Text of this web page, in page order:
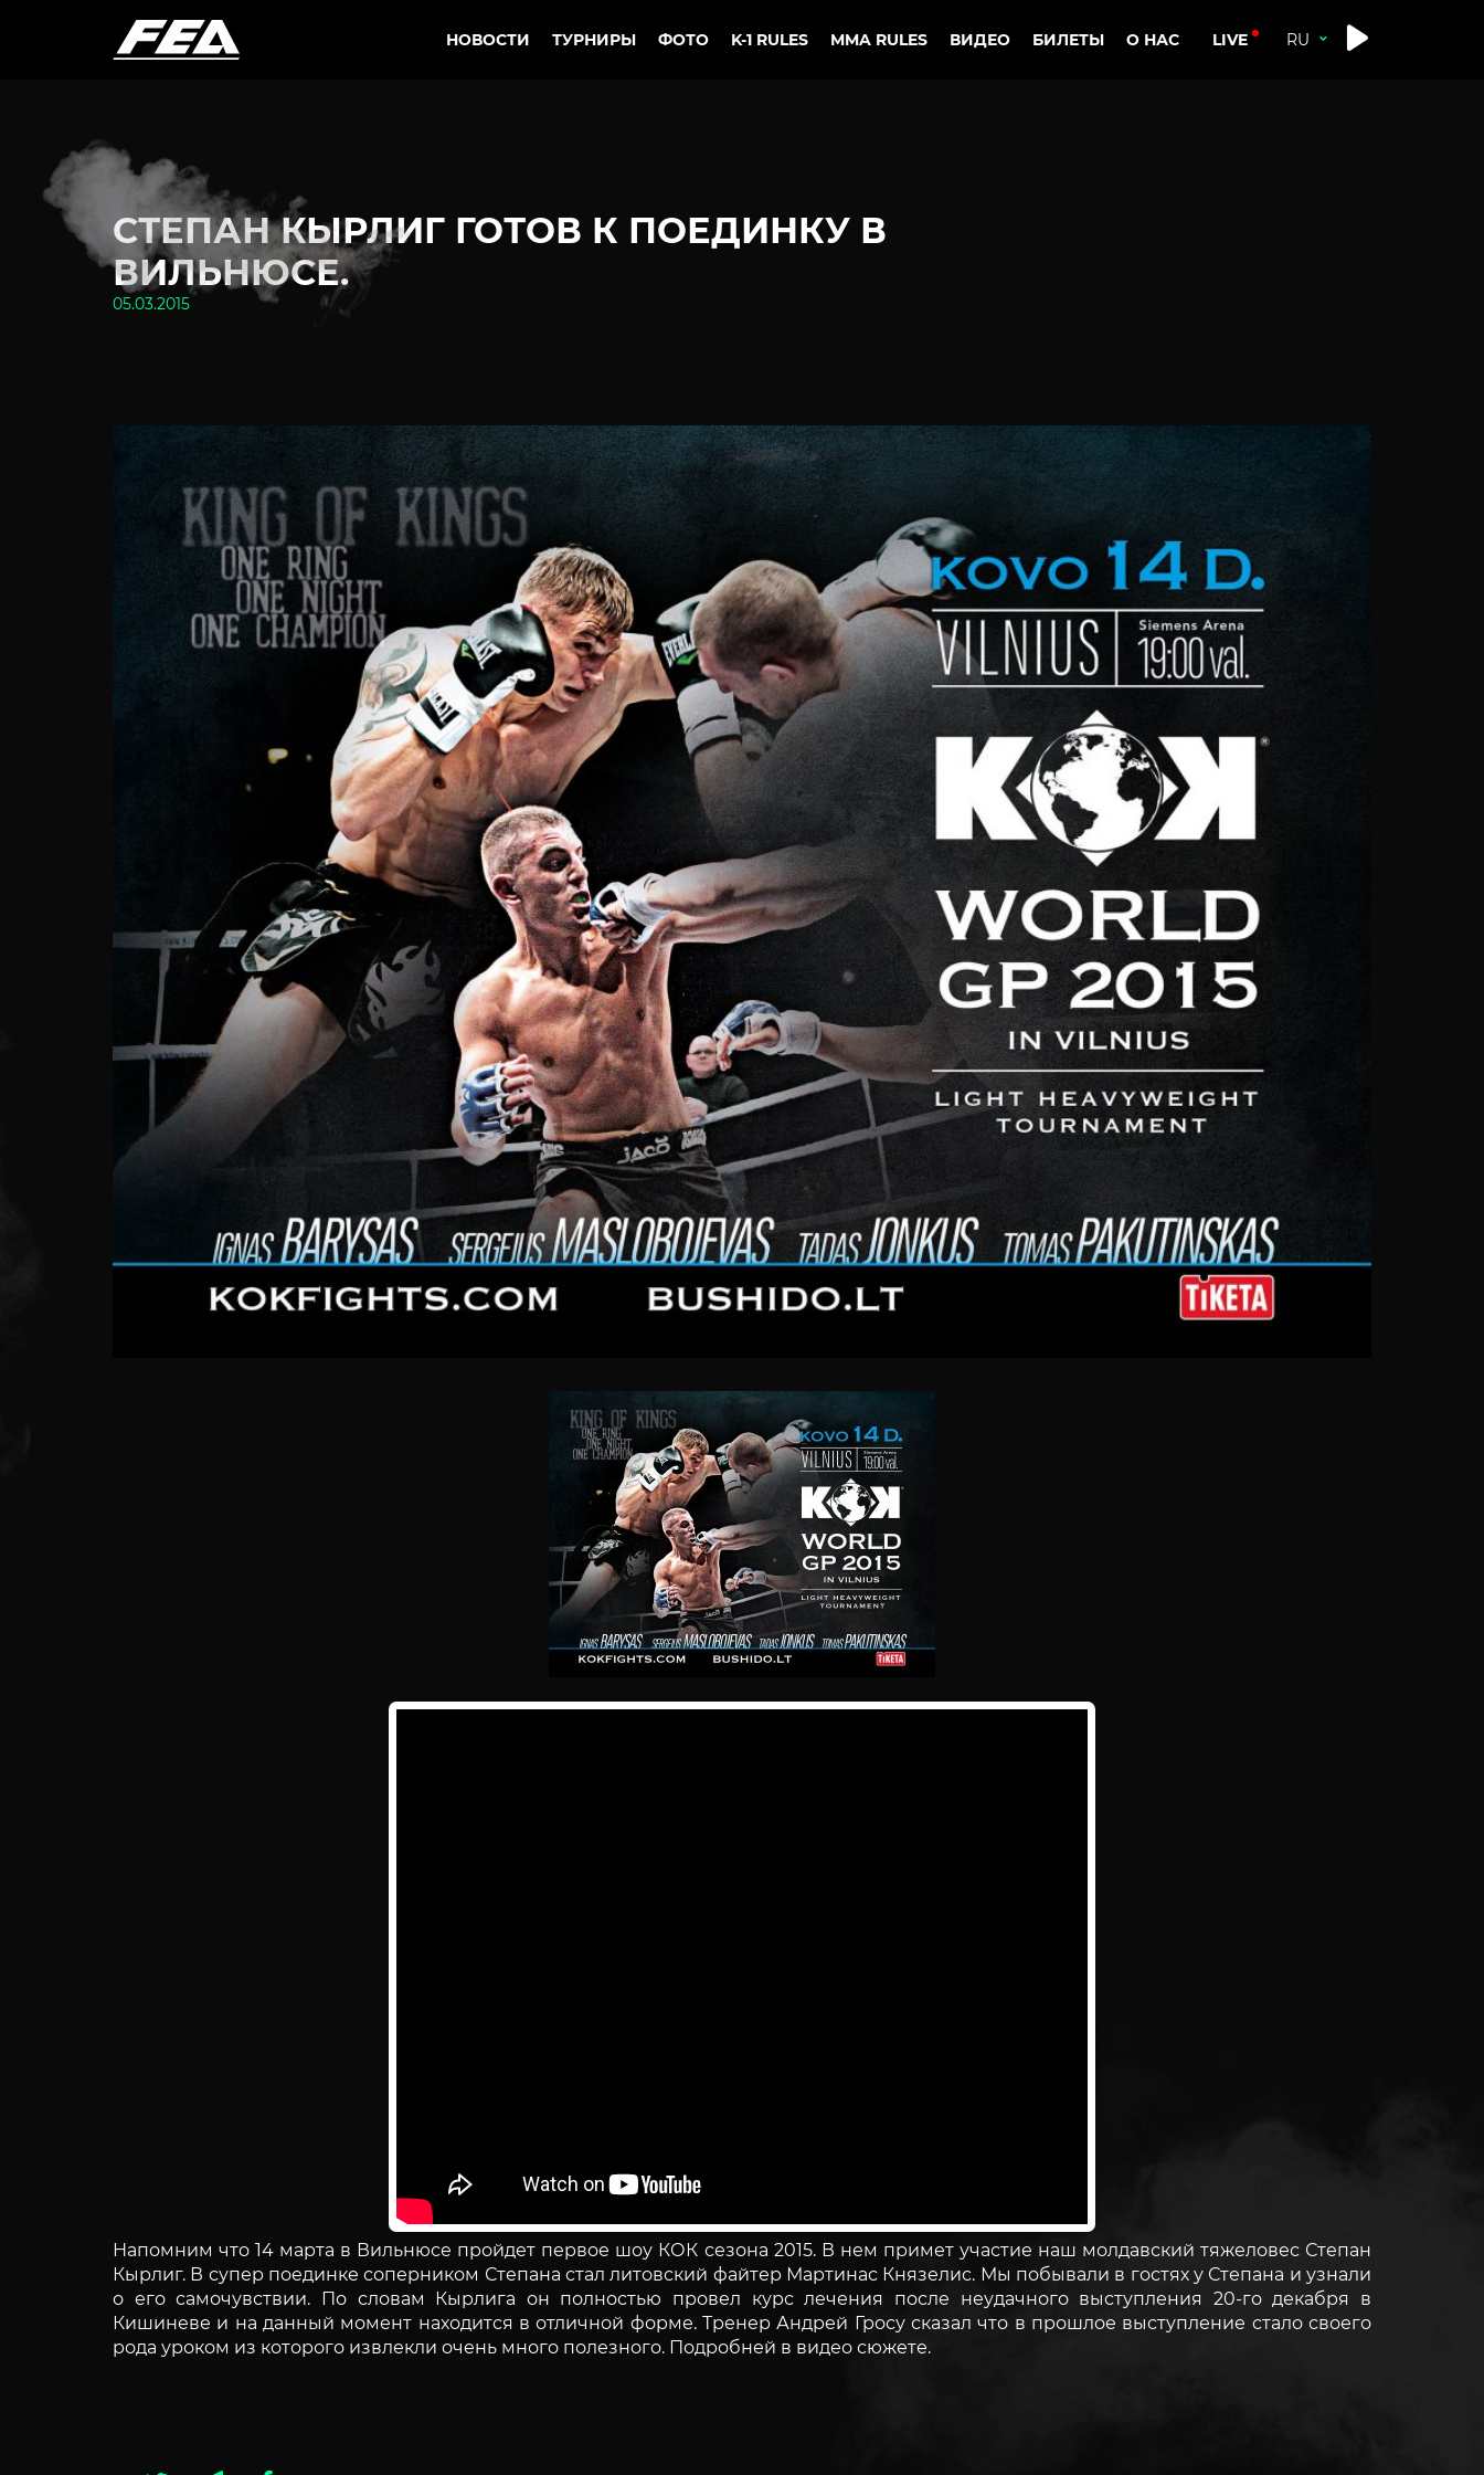
НОВОСТИ ТУРНИРЫ ФОТО K-1 RULES MMA RULES ВИДЕО БИЛЕТЫ О НАС LIVE
СТЕПАН КЫРЛИГ ГОТОВ К ПОЕДИНКУ В
ВИЛЬНЮСЕ.
05.03.2015
Напомним что 14 марта в Вильнюсе пройдет первое шоу КОК сезона 2015. В нем примет участие наш молдавский тяжеловес Степан
Кырлиг. В супер поединке соперником Степана стал литовский файтер Мартинас Князелис. Мы побывали в гостях у Степана и узнали
о его самочувствии. По словам Кырлига он полностью провел курс лечения после неудачного выступления 20-го декабря в
Кишиневе и на данный момент находится в отличной форме. Тренер Андрей Гросу сказал что в прошлое выступление стало своего
рода уроком из которого извлекли очень много полезного. Подробней в видео сюжете.